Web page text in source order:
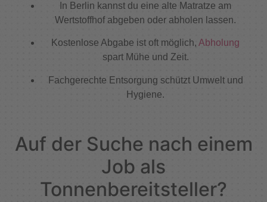
In Berlin kannst du eine alte Matratze am
Wertstoffhof abgeben oder abholen lassen.
Kostenlose Abgabe ist oft möglich, Abholung
spart Mühe und Zeit.
Fachgerechte Entsorgung schützt Umwelt und
Hygiene.
Auf der Suche nach einem
Job als
Tonnenbereitsteller?